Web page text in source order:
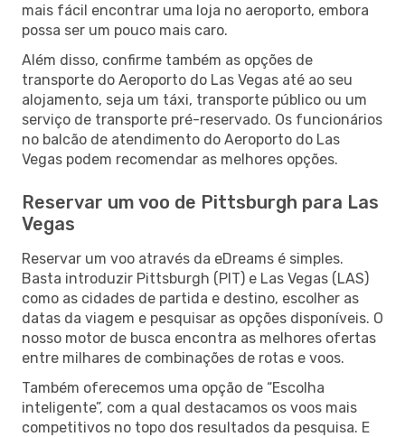
mais fácil encontrar uma loja no aeroporto, embora
possa ser um pouco mais caro.
Além disso, confirme também as opções de
transporte do Aeroporto do Las Vegas até ao seu
alojamento, seja um táxi, transporte público ou um
serviço de transporte pré-reservado. Os funcionários
no balcão de atendimento do Aeroporto do Las
Vegas podem recomendar as melhores opções.
Reservar um voo de Pittsburgh para Las
Vegas
Reservar um voo através da eDreams é simples.
Basta introduzir Pittsburgh (PIT) e Las Vegas (LAS)
como as cidades de partida e destino, escolher as
datas da viagem e pesquisar as opções disponíveis. O
nosso motor de busca encontra as melhores ofertas
entre milhares de combinações de rotas e voos.
Também oferecemos uma opção de “Escolha
inteligente”, com a qual destacamos os voos mais
competitivos no topo dos resultados da pesquisa. E